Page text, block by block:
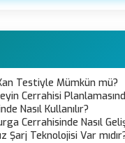
Testiyle Mümkün mü?
Cerrahisi
Nasıl Kullanılır?
Cerrahisinde Nasıl
Şarj Teknolojisi Var